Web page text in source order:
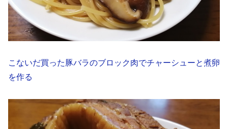
こないだ買った豚バラのブロック肉でチャーシューと煮卵
を作る